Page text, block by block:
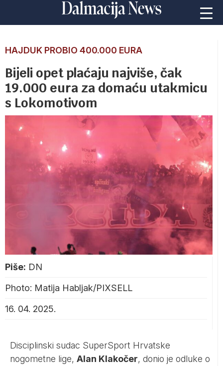
HAJDUK PROBIO 400.000 EURA
Bijeli opet plaćaju najviše, čak
19.000 eura za domaću utakmicu
s Lokomotivom
Piše: DN
Photo: Matija Habljak/PIXSELL
16. 04. 2025.
Disciplinski sudac SuperSport Hrvatske
nogometne lige, Alan Klakočer, donio je odluke o